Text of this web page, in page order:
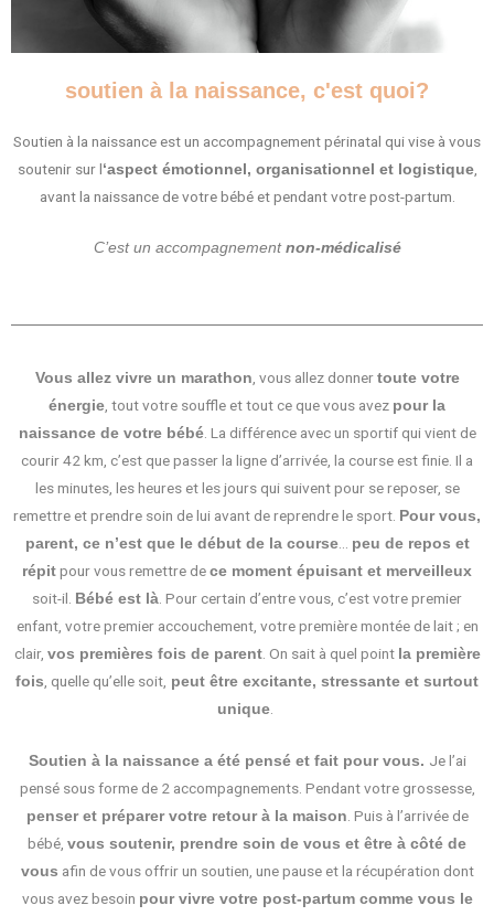
soutien à la naissance, c'est quoi?
Soutien à la naissance est un accompagnement périnatal qui vise à vous
soutenir sur l‘aspect émotionnel, organisationnel et logistique,
avant la naissance de votre bébé et pendant votre post-partum.
C’est un accompagnement non-médicalisé
Vous allez vivre un marathon, vous allez donner toute votre
énergie, tout votre souffle et tout ce que vous avez pour la
naissance de votre bébé. La différence avec un sportif qui vient de
courir 42 km, c’est que passer la ligne d’arrivée, la course est finie. Il a
les minutes, les heures et les jours qui suivent pour se reposer, se
remettre et prendre soin de lui avant de reprendre le sport. Pour vous,
parent, ce n’est que le début de la course… peu derepos et
répit pour vous remettre de ce moment épuisant et merveilleux
soit-il. Bébé est là. Pour certain d’entre vous, c’est votre premier
enfant, votre premier accouchement, votre première montée de lait ; en
clair, vos premières fois de parent. On sait à quel point la première
fois, quelle qu’elle soit, peut être excitante, stressante et surtout
unique.
Soutien à la naissance a été pensé et fait pour vous. Je l’ai
pensé sous forme de 2 accompagnements. Pendant votre grossesse,
penser et préparer votre retour à la maison. Puis à l’arrivée de
bébé, vous soutenir, prendre soin de vous et être à côté de
vous afin de vous offrir un soutien, une pause et la récupération dont
vous avez besoin pour vivre votre post-partum comme vous le